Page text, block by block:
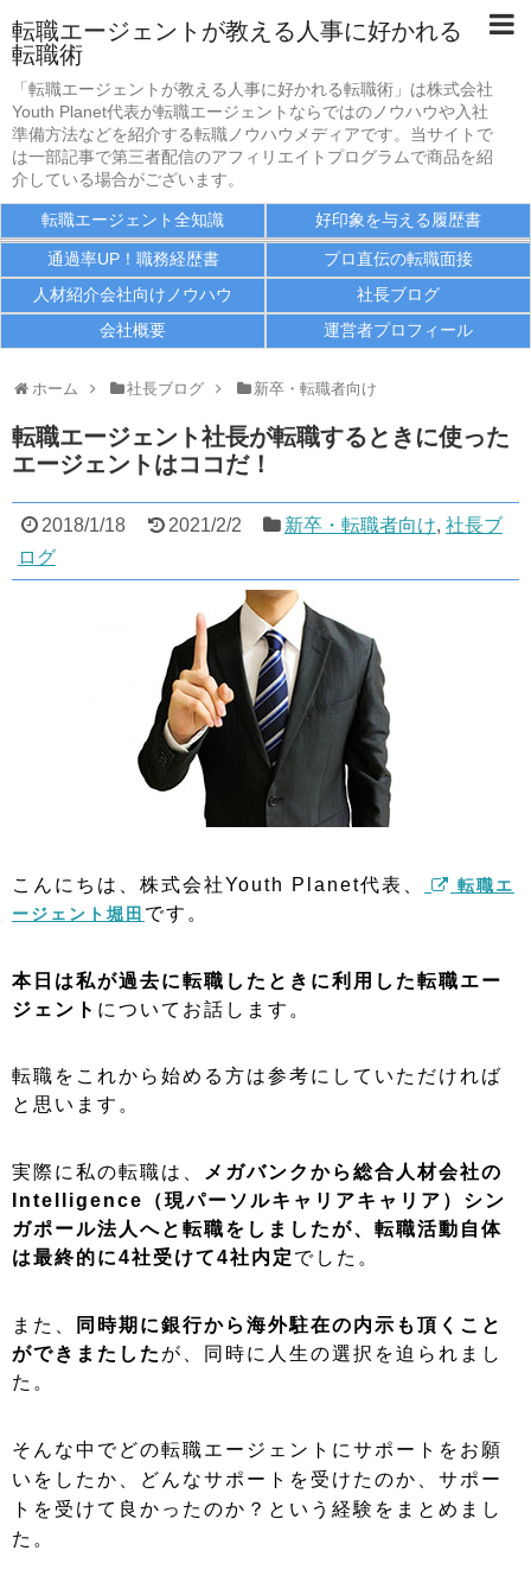
転職エージェントが教える人事に好かれる
転職術
「転職エージェントが教える人事に好かれる転職術」は株式会社
Youth Planet代表が転職エージェントならではのノウハウや入社
準備方法などを紹介する転職ノウハウメディアです。当サイトで
は一部記事で第三者配信のアフィリエイトプログラムで商品を紹
介している場合がございます。
転職エージェント全知識 好印象を与える履歴書
通過率UP！職務経歴書
プロ直伝の転職面接
人材紹介会社向けノウハウ
社長ブログ
会社概要
運営者プロフィール
ホーム 社長ブログ 新卒・転職者向け
転職エージェント社長が転職するときに使った
エージェントはココだ！
2018/1/18 2021/2/2 新卒・転職者向け, 社長ブ
ログ
こんにちは、株式会社Youth Planet代表、
転職エ
ージェント堀田 です。
本日は私が過去に転職したときに利用した転職エー
ジェント についてお話します。
転職をこれから始める方は参考にしていただければ
と思います。
実際に私の転職は、
メガバンクから総合人材会社の
Intelligence（現パーソルキャリアキャリア）シン
ガポール法人へと転職をしましたが、転職活動自体
は最終的に4社受けて4社内定 でした。
また、
同時期に銀行から海外駐在の内示も頂くこと
ができまたした が、同時に人生の選択を迫られまし
た。
そんな中でどの転職エージェントにサポートをお願
いをしたか、どんなサポートを受けたのか、サポー
トを受けて良かったのか？という経験をまとめまし
た。
転職エージェント全知識
好印象を与える履歴書
通過率UP！職務経歴書
プロ直伝の転職面接
人材紹介会社向けノウハウ
社長ブログ
会社概要
運営者プロフィール